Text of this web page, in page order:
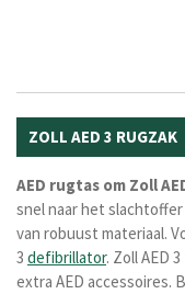
ZOLL AED 3 RUGZAK
AED rugtas om Zoll
snel naar het
van robuust materiaal.
3 defibrillator. Zoll AED
extra AED accessoires.